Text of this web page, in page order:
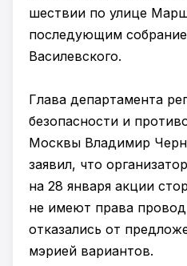
шествии по улице
последующим
Василевского.
Глава департамента
безопасности и
Москвы Владимир
заявил, что
на 28 января акции
не имеют права
отказались от
мэрией вариантов.